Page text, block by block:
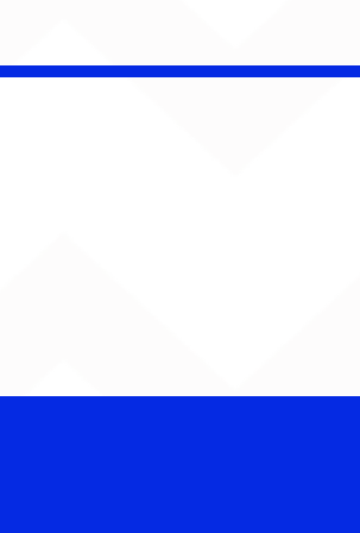
OTHOÁ estreia